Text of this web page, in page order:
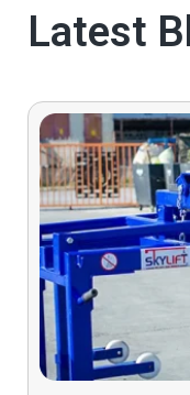
Latest